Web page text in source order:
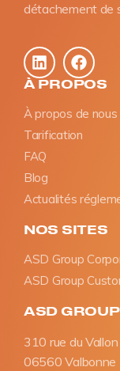
détachement de
À PROPOS
À propos de nous
Tarification
FAQ
Blog
Actualités
NOS SITES
ASD Group
ASD Group
ASD
310 rue du Vallon
06560 Valbonne